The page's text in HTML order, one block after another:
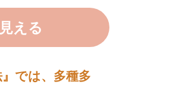
える
では、多種多